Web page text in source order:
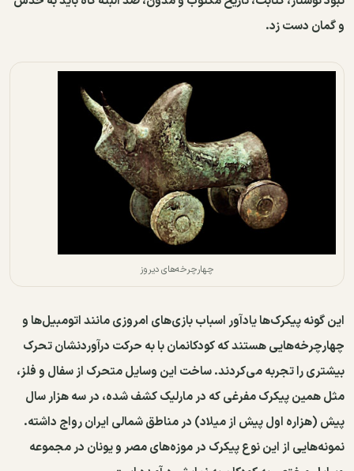
و گمان دست زد.
چهارچرخه‌های دیروز
این گونه پیکرک‌ها یادآور اسباب بازی‌های امروزی مانند اتومبیل‌ها و
چهارچرخه‌هایی هستند که کودکانمان با به حرکت درآوردنشان تحرک
بیشتری را تجربه می‌کردند. ساخت این وسایل متحرک از سفال و فلز،
مثل همین پیکرک مفرغی که در مارلیک کشف شده، در سه هزار سال
پیش (هزاره اول پیش از میلاد) در مناطق شمالی ایران رواج داشته.
نمونه‌هایی از این نوع پیکرک‌ در موزه‌های مصر و یونان در مجموعه